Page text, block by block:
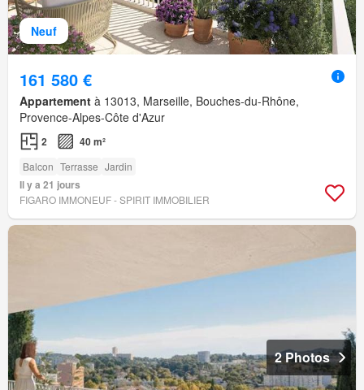
Neuf
161 580 €
Appartement à 13013, Marseille, Bouches-du-Rhône,
Provence-Alpes-Côte d'Azur
2 40 m²
Balcon Terrasse Jardin
Il y a 21 jours
FIGARO IMMONEUF - SPIRIT IMMOBILIER
2 Photos